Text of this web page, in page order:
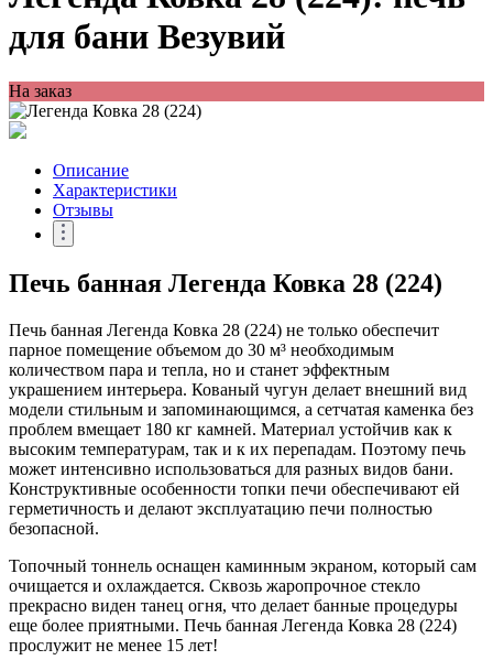
для бани Везувий
На заказ
Описание
Характеристики
Отзывы
Печь банная Легенда Ковка 28 (224)
Печь банная Легенда Ковка 28 (224) не только обеспечит
парное помещение объемом до 30 м³ необходимым
количеством пара и тепла, но и станет эффектным
украшением интерьера. Кованый чугун делает внешний вид
модели стильным и запоминающимся, а сетчатая каменка без
проблем вмещает 180 кг камней. Материал устойчив как к
высоким температурам, так и к их перепадам. Поэтому печь
может интенсивно использоваться для разных видов бани.
Конструктивные особенности топки печи обеспечивают ей
герметичность и делают эксплуатацию печи полностью
безопасной.
Топочный тоннель оснащен каминным экраном, который сам
очищается и охлаждается. Сквозь жаропрочное стекло
прекрасно виден танец огня, что делает банные процедуры
еще более приятными. Печь банная Легенда Ковка 28 (224)
прослужит не менее 15 лет!